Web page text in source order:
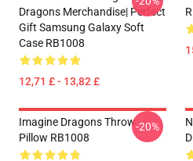
Dragons Merchandise| Perfect
Gift Samsung Galaxy Soft
Case RB1008
12,71 £ - 13,82 £
Imagine Dragons Throw
Pillow RB1008
-20%